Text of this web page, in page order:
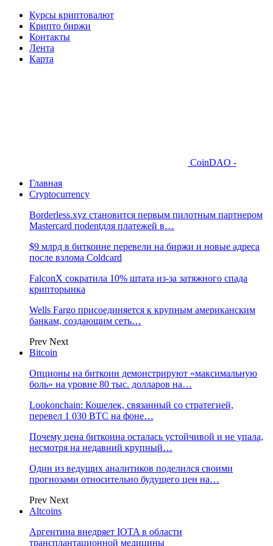
Курсы криптовалют
Крипто биржи
Контакты
Лента
Карта
CoinDAO -
Главная
Cryptocurrency
Borderless.xyz становится первым пилотным партнером
Mastercard поdentдля платежей в…
$9 млрд в биткоине перевели на биржи и новые адреса
после взлома Coldcard
FalconX сократила 10% штата из-за затяжного спада
крипторынка
Wells Fargo присоединяется к крупным американским
банкам, создающим сеть…
Prev Next
Bitcoin
Опционы на биткоин демонстрируют «максимальную
боль» на уровне 80 тыс. долларов на…
Lookonchain: Кошелек, связанный со стратегией,
перевел 1 030 BTC на фоне…
Почему цена биткоина осталась устойчивой и не упала,
несмотря на недавний крупный…
Один из ведущих аналитиков поделился своими
прогнозами относительно будущего цен на…
Prev Next
Altcoins
Аргентина внедряет IOTA в области
трансплантационной медицины